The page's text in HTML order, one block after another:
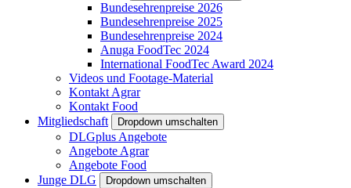
Bundesehrenpreise 2026
Bundesehrenpreise 2025
Bundesehrenpreise 2024
Anuga FoodTec 2024
International FoodTec Award 2024
Videos und Footage-Material
Kontakt Agrar
Kontakt Food
Mitgliedschaft
Dropdown umschalten
DLGplus Angebote
Angebote Agrar
Angebote Food
Junge DLG
Dropdown umschalten